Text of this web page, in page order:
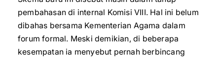
pembahasan di internal Komisi VIII. Hal ini belum
dibahas bersama Kementerian Agama dalam
forum formal. Meski demikian, di beberapa
kesempatan ia menyebut pernah berbincang